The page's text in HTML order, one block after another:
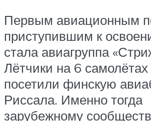
Первым авиационным
приступившим к
стала авиагруппа
Лётчики на 6 самолётах
посетили финскую
Риссала. Именно тогда
зарубежному